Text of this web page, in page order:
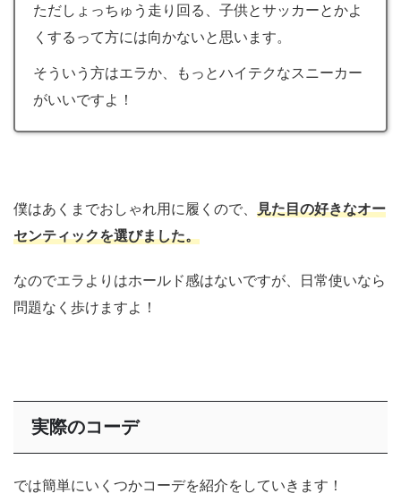
ただしょっちゅう走り回る、子供とサッカーとかよ
くするって方には向かないと思います。
そういう方はエラか、もっとハイテクなスニーカー
がいいですよ！
僕はあくまでおしゃれ用に履くので、 見た目の好きなオー
センティックを選びました。
なのでエラよりはホールド感はないですが、日常使いなら
問題なく歩けますよ！
実際のコーデ
では簡単にいくつかコーデを紹介をしていきます！